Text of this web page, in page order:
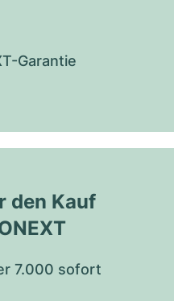
Garantie
den Kauf
7.000 sofort